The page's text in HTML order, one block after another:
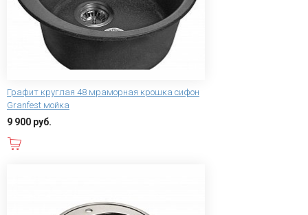
Графит круглая 48 мраморная крошка сифон
Granfest мойка
9 900 руб.